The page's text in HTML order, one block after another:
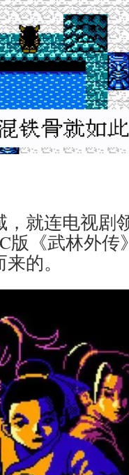
就连电视剧
版《武林外传
的。